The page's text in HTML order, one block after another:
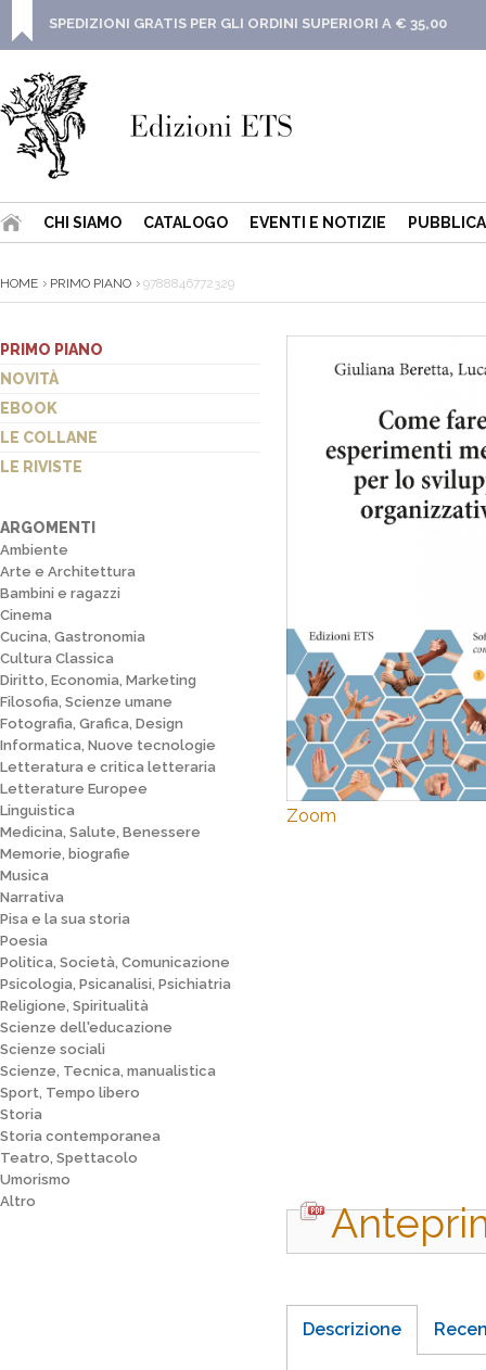
SPEDIZIONI GRATIS PER GLI ORDINI SUPERIORI A € 35,00
CHI SIAMO CATALOGO EVENTI E NOTIZIE
HOME PRIMO PIANO 9788846772329
PRIMO PIANO
NOVITÀ
EBOOK
LE COLLANE
LE RIVISTE
ARGOMENTI
Ambiente
Arte e Architettura
Bambini e ragazzi
Cinema
Cucina, Gastronomia
Cultura Classica
Diritto, Economia, Marketing
Filosofia, Scienze umane
Fotografia, Grafica, Design
Informatica, Nuove tecnologie
Letteratura e critica letteraria
Letterature Europee
Linguistica
Medicina, Salute, Benessere
Memorie, biografie
Musica
Narrativa
Pisa e la sua storia
Poesia
Politica, Società, Comunicazione
Psicologia, Psicanalisi, Psichiatria
Religione, Spiritualità
Scienze dell'educazione
Scienze sociali
Scienze, Tecnica, manualistica
Sport, Tempo libero
Storia
Storia contemporanea
Teatro, Spettacolo
Umorismo
Altro
Zoom
Descrizione